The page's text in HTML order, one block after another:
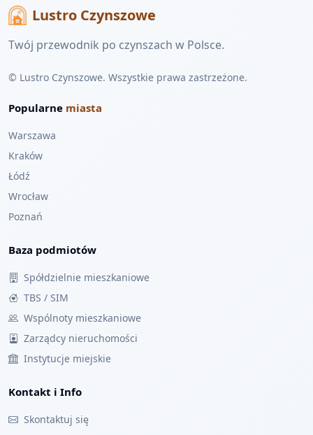
Lustro Czynszowe
Twój przewodnik po czynszach w Polsce.
© Lustro Czynszowe. Wszystkie prawa zastrzeżone.
Popularne miasta
Warszawa
Kraków
Łódź
Wrocław
Poznań
Baza podmiotów
Spółdzielnie mieszkaniowe
TBS / SIM
Wspólnoty mieszkaniowe
Zarządcy nieruchomości
Instytucje miejskie
Kontakt i Info
Skontaktuj się